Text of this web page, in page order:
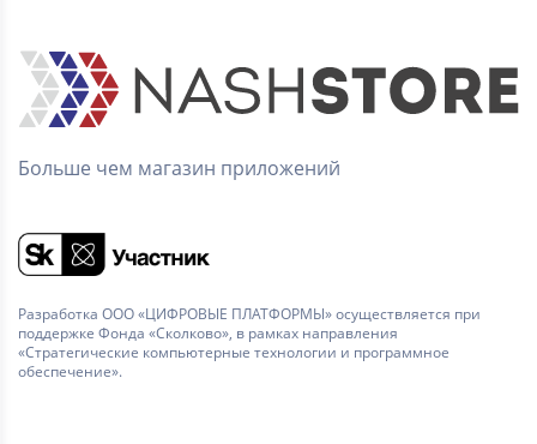
Больше чем магазин приложений
Разработка ООО «ЦИФРОВЫЕ ПЛАТФОРМЫ» осуществляется при
поддержке Фонда «Сколково», в рамках направления
«Стратегические компьютерные технологии и программное
обеспечение».